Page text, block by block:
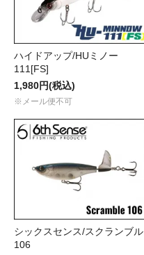
ハイドアップ/HUミノー
111[FS]
1,980円(税込)
※メール便不可
シックスセンス/スクランブル
106